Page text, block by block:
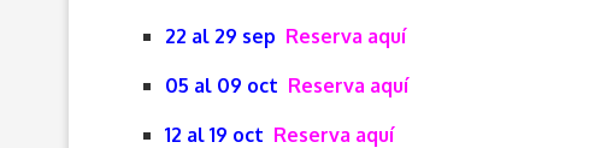
22 al 29 sep Reserva aquí
05 al 09 oct Reserva aquí
12 al 19 oct Reserva aquí